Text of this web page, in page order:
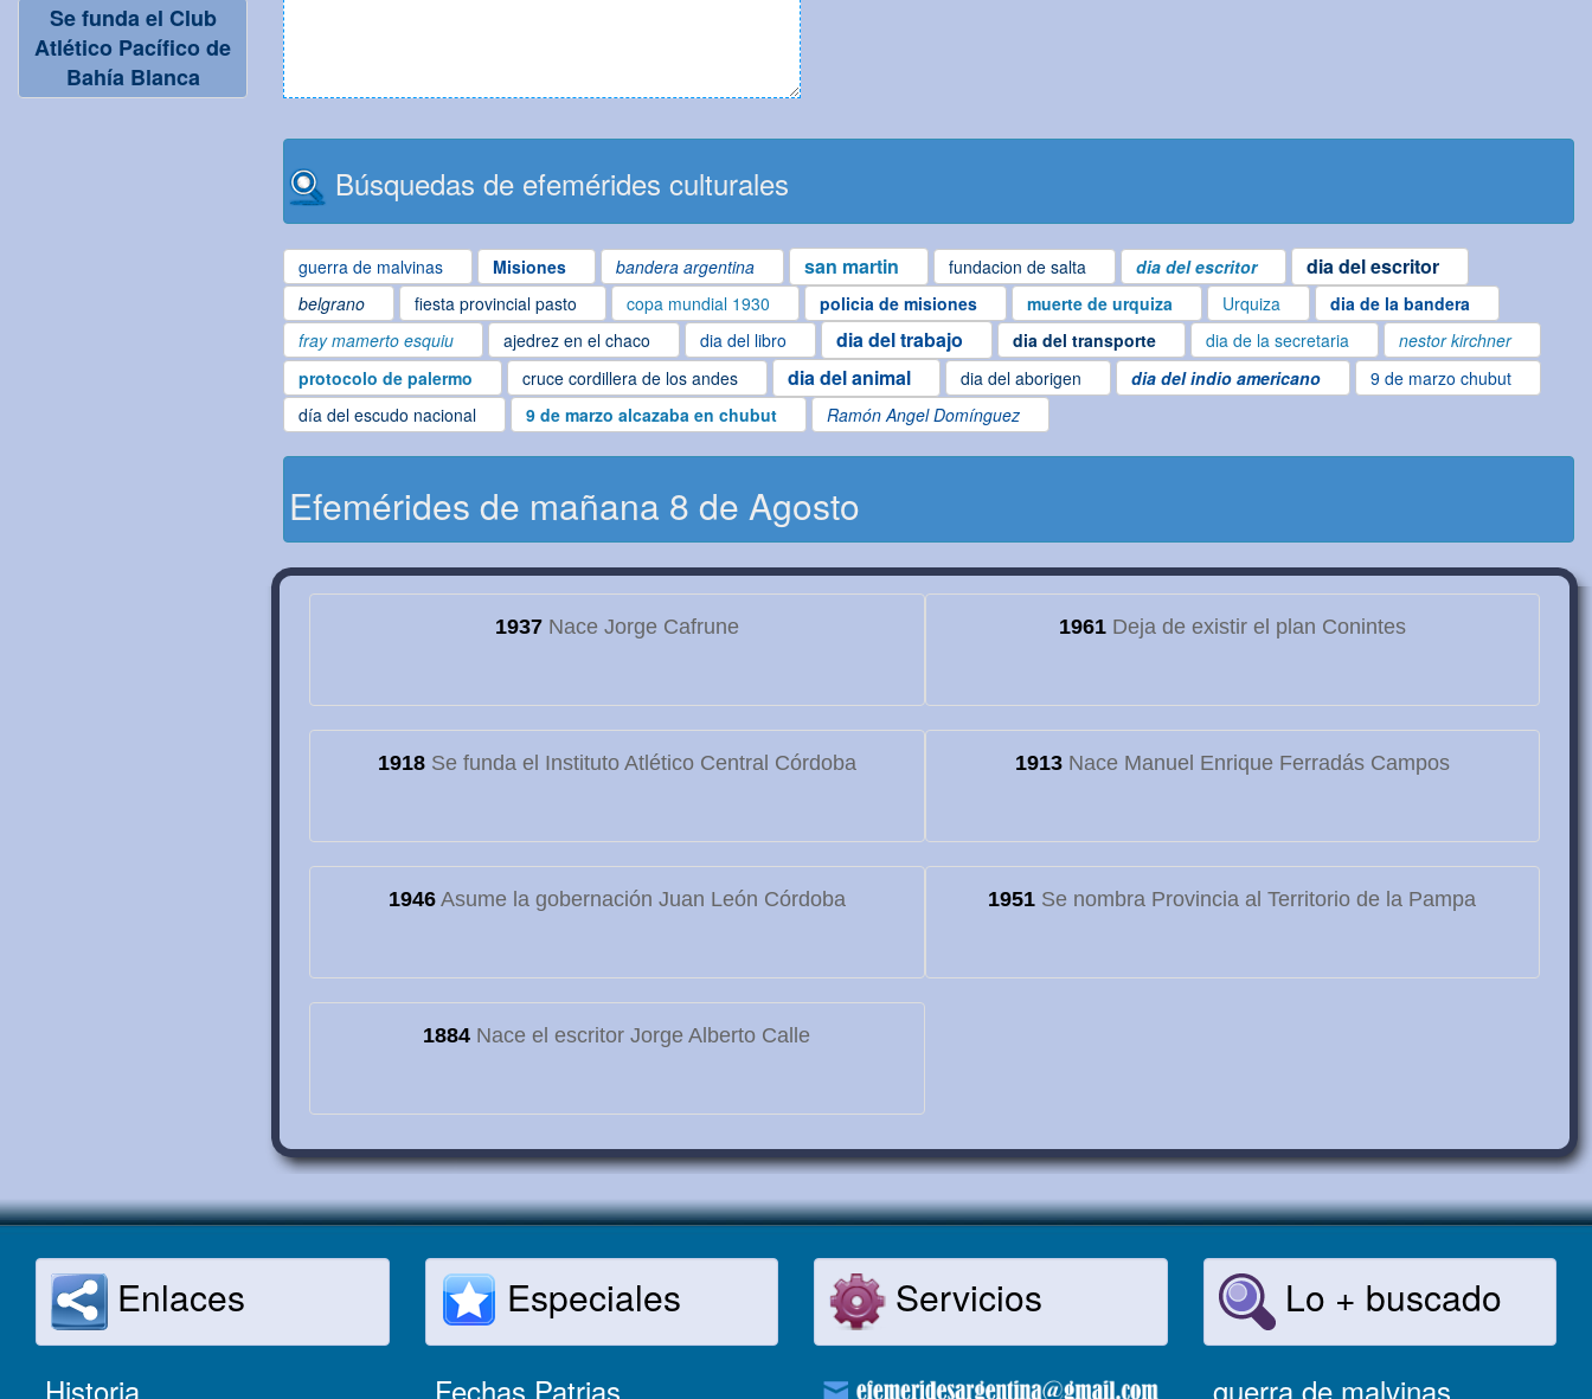
Se funda el Club
Atlético Pacífico de
Bahía Blanca
Búsquedas de efemérides culturales
guerra de malvinas Misiones bandera argentina san martin fundacion de salta dia del escritor dia del escritor
belgrano fiesta provincial pasto copa mundial 1930 policia de misiones muerte de urquiza Urquiza
dia de la bandera
fray mamerto esquiu
ajedrez en el chaco dia del libro dia del trabajo dia del transporte dia de la secretaria
nestor kirchner
protocolo de palermo
cruce cordillera de los andes dia del animal dia del aborigen dia del indio americano
9 de marzo chubut
día del escudo nacional
9 de marzo alcazaba en chubut Ramón Angel Domínguez
Efemérides de mañana 8 de Agosto
1937Nace Jorge Cafrune 1961Deja de existir el plan Conintes
1918Se funda el Instituto Atlético Central Córdoba 1913Nace Manuel Enrique Ferradás Campos
1946Asume la gobernación Juan León Córdoba 1951 Se nombra Provincia al Territorio de la Pampa
1884 Nace el escritor Jorge Alberto Calle
Enlaces
Historia
Especiales
Fechas Patrias
Servicios Lo + buscado
guerra de malvinas